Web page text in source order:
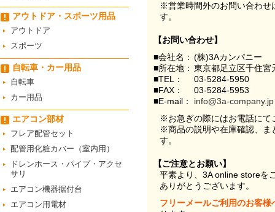
アウトドア・スポーツ用品
アウトドア
スポーツ
自転車・カー用品
自転車
カー用品
エアコン部材
フレア配管セット
配管用化粧カバー（室内用）
ドレンホース・パイプ・アクセ
サリ
エアコン機器据付台
エアコン用電材
※営業時間外のお問い合わせ
す。
【お問い合わせ】
■会社名： (株)3Aカンパニー
■所在地： 東京都足立区千住
■TEL：
03-5284-5950
■FAX：
03-5284-5953
■E-mail：
info@3a-company.jp
※お急ぎの際にはお電話にて
※商品の説明や在庫確認、ま
す。
【ご注意とお願い】
平素より、3A online storeを
ありがとうございます。
フリーメールご利用のお客様